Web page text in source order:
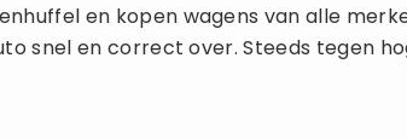
en kopen wagens van alle
snel en correct over. Steeds tegen